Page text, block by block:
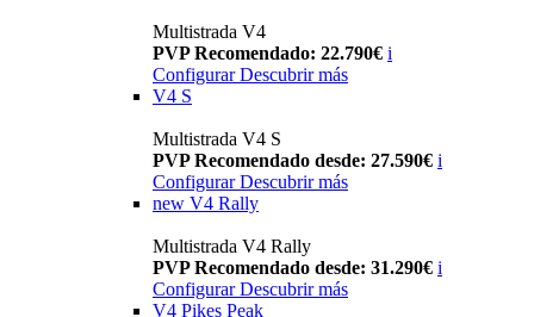
Multistrada V4
PVP Recomendado: 22.790€ i
Configurar Descubrir más
V4 S
Multistrada V4 S
PVP Recomendado desde: 27.590€ i
Configurar Descubrir más
new V4 Rally
Multistrada V4 Rally
PVP Recomendado desde: 31.290€ i
Configurar Descubrir más
V4 Pikes Peak